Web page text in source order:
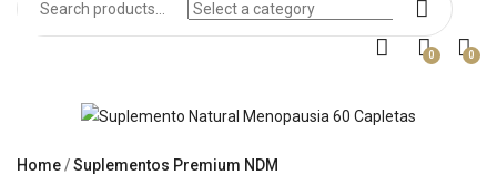
0
0
Home Suplementos Premium NDM